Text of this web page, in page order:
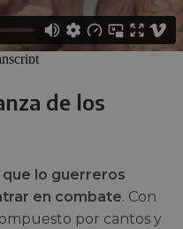
de los
que lo guerreros
en combate. Con
por cantos y